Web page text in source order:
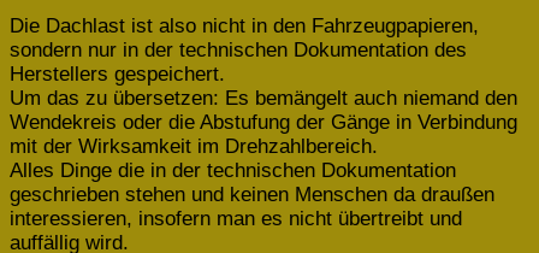
Die Dachlast ist also nicht in den Fahrzeugpapieren,
sondern nur in der technischen Dokumentation des
Herstellers gespeichert.
Um das zu übersetzen: Es bemängelt auch niemand den
Wendekreis oder die Abstufung der Gänge in Verbindung
mit der Wirksamkeit im Drehzahlbereich.
Alles Dinge die in der technischen Dokumentation
geschrieben stehen und keinen Menschen da draußen
interessieren, insofern man es nicht übertreibt und
auffällig wird.